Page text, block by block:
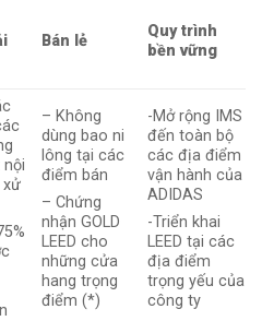
Bán lẻ
Quy trình
bền vững
nội
xử
– Không
dùng bao ni
lông tại các
điểm bán
– Chứng
nhận GOLD
LEED cho
những cửa
hang trọng
điểm (*)
-Mở rộng IMS
đến toàn bộ
các địa điểm
vận hành của
ADIDAS
-Triển khai
LEED tại các
địa điểm
trọng yếu của
công ty